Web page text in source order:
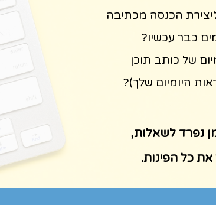
הכנסה מכתיבה
כבר עכשיו?
של כותב תוכן
היומיום שלך)?
נפרד לשאלות,
את כל הפינות.